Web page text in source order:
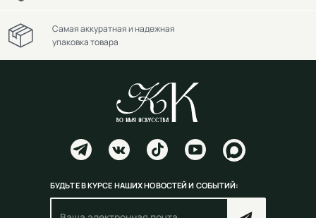
Самая аккуратная и надежная
упаковка товара
БУДЬТЕ В КУРСЕ НАШИХ НОВОСТЕЙ И СОБЫТИЙ: